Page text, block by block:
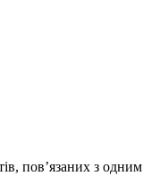
пов’язаних з одним